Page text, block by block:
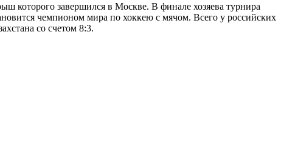
которого завершился в Москве. В финале хозяева турнира
чемпионом мира по хоккею с мячом. Всего у российских
со счетом 8:3.